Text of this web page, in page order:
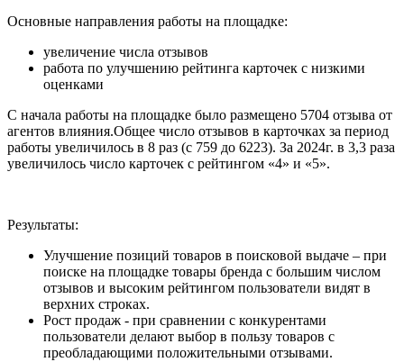
Основные направления работы на площадке:
увеличение числа отзывов
работа по улучшению рейтинга карточек с низкими
оценками
С начала работы на площадке было размещено 5704 отзыва от
агентов влияния.Общее число отзывов в карточках за период
работы увеличилось в 8 раз (с 759 до 6223). За 2024г. в 3,3 раза
увеличилось число карточек с рейтингом «4» и «5».
Результаты:
Улучшение позиций товаров в поисковой выдаче – при
поиске на площадке товары бренда с большим числом
отзывов и высоким рейтингом пользователи видят в
верхних строках.
Рост продаж - при сравнении с конкурентами
пользователи делают выбор в пользу товаров с
преобладающими положительными отзывами.